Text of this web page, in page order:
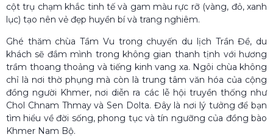
cột trụ chạm khắc tinh tế và gam màu rực rỡ (vàng, đỏ, xanh
lục) tạo nên vẻ đẹp huyền bí và trang nghiêm.
Ghé thăm chùa Tầm Vu trong chuyến du lịch Trần Đề, du
khách sẽ đắm mình trong không gian thanh tịnh với hương
trầm thoang thoảng và tiếng kinh vang xa. Ngôi chùa không
chỉ là nơi thờ phụng mà còn là trung tâm văn hóa của cộng
đồng người Khmer, nơi diễn ra các lễ hội truyền thống như
Chol Chnam Thmay và Sen Dolta. Đây là nơi lý tưởng để bạn
tìm hiểu về đời sống, phong tục và tín ngưỡng của đồng bào
Khmer Nam Bộ.